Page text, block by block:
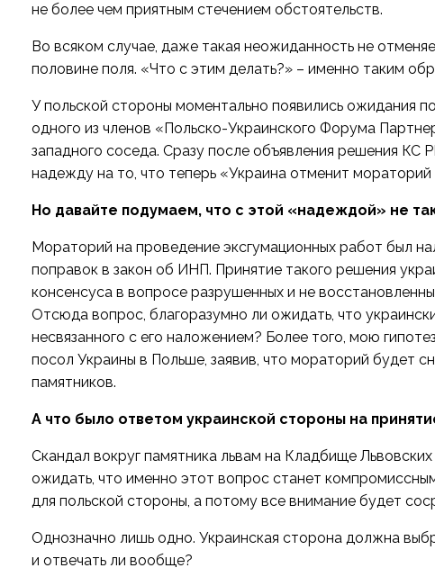
не более чем приятным стечением обстоятельств.
Во всяком случае, даже такая неожиданность не
половине поля. «Что с этим делать?» – именно таким
У польской стороны моментально появились ожидания
одного из членов «Польско-Украинского Форума
западного соседа. Сразу после объявления решения
надежду на то, что теперь «Украина отменит
Но давайте подумаем, что с этой «надеждой» не
Мораторий на проведение эксгумационных работ был
поправок в закон об ИНП. Принятие такого решения
консенсуса в вопросе разрушенных и не
Отсюда вопрос, благоразумно ли ожидать, что
несвязанного с его наложением? Более того, мою
посол Украины в Польше, заявив, что мораторий будет
памятников.
А что было ответом украинской стороны на
Скандал вокруг памятника львам на Кладбище
ожидать, что именно этот вопрос станет
для польской стороны, а потому все внимание будет
Однозначно лишь одно. Украинская сторона должна
и отвечать ли вообще?